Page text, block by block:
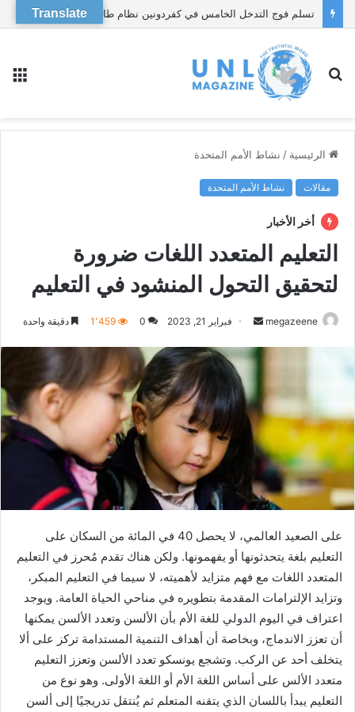
تسلم فوج التدخل الخامس في كفردونين نظام طاقة شمسية، هبة من وحدة احتياط قائد القوى في قوة الأمم المتحدة المؤقتة في لبنان.‎‎
بحث
الرئيسية / نشاط الأمم المتحدة
مقالات نشاط الأمم المتحدة
أخر الأخبار
التعليم المتعدد اللغات ضرورة
لتحقيق التحول المنشود في التعليم
megazeene
أرسل
إلكترونيا
فبراير 21, 2023 0 1٬459 دقيقة واحدة
على الصعيد العالمي، لا يحصل 40 في المائة من السكان على
التعليم بلغة يتحدثونها أو يفهمونها. ولكن هناك تقدم مُحرز في التعليم
المتعدد اللغات مع فهم متزايد لأهميته، لا سيما في التعليم المبكر،
وتزايد الإلترامات المقدمة بتطويره في مناحي الحياة العامة. ويوجد
اعتراف في اليوم الدولي للغة الأم بأن الألسن وتعدد الألسن يمكنها
أن تعزز الاندماج، وبخاصة أن أهداف التنمية المستدامة تركز على ألا
يتخلف أحد عن الركب. وتشجع يونسكو تعدد الألسن وتعزز التعليم
متعدد الألس على أساس اللغة الأم أو اللغة الأولى. وهو نوع من
التعليم يبدأ باللسان الذي يتقنه المتعلم ثم يُنتقل تدريجيًا إلى ألسن
Translate